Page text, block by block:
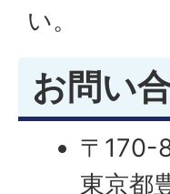
い。
お問い
〒170-
東京都